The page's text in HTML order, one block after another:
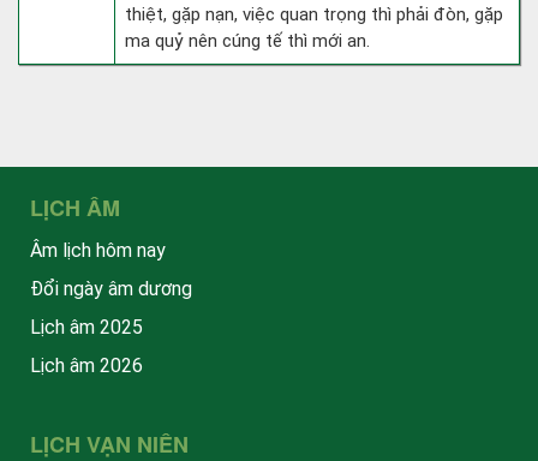
thiệt, gặp nạn, việc quan trọng thì phải đòn, gặp
ma quỷ nên cúng tế thì mới an.
LỊCH ÂM
Âm lịch hôm nay
Đổi ngày âm dương
Lịch âm 2025
Lịch âm 2026
LỊCH VẠN NIÊN